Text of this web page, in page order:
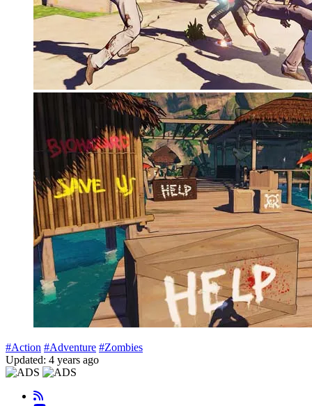
#Action #Adventure #Zombies
Updated: 4 years ago